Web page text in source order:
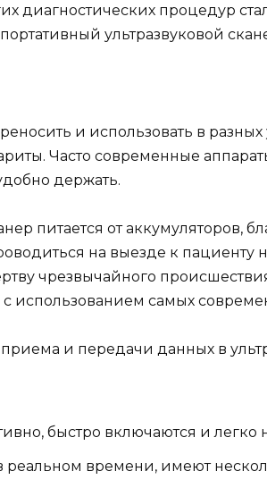
диагностических процедур
ультразвуковой
и использовать в
Часто современные
держать.
питается от аккумуляторов,
на выезде к пациенту
чрезвычайного
использованием самых
приема и передачи данных в
быстро включаются и легко
времени, имеют